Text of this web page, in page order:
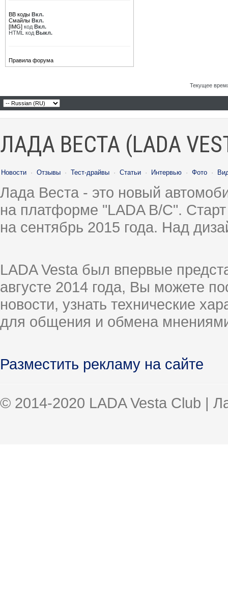
BB коды Вкл.
Смайлы Вкл.
[IMG] код Вкл.
HTML код Выкл.
Правила форума
Текущее
ЛАДА ВЕСТА (LADA
Новости · Отзывы · Тест-драйвы · Статьи · Интервью · Фото ·
Лада Веста - это новый
на платформе "LADA B/C".
на сентябрь 2015 года. Над
LADA Vesta был впервые
августе 2014 года, Вы можете
новости, узнать технические
для общения и обмена
Разместить рекламу на сайте
© 2014-2020 LADA Vesta Club |